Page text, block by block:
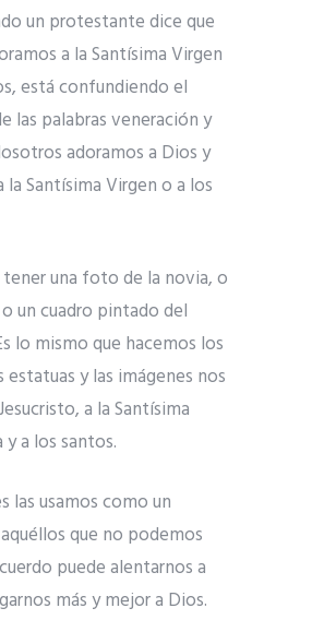
un protestante dice que
a la Santísima Virgen
está confundiendo el
las palabras veneración y
adoramos a Dios y
la Santísima Virgen o a los
tener una foto de la novia, o
un cuadro pintado del
lo mismo que hacemos los
estatuas y las imágenes nos
a la Santísima
a los santos.
las usamos como un
que no podemos
puede alentarnos a
más y mejor a Dios.